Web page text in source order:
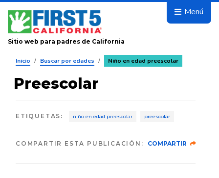
Avanza
Menú
Sitio web para padres de California
Inicio / Buscar por edades / Niño en edad preescolar
Preescolar
ETIQUETAS : niño en edad preescolar preescolar
COMPARTIR ESTA PUBLICACIÓN: COMPARTIR